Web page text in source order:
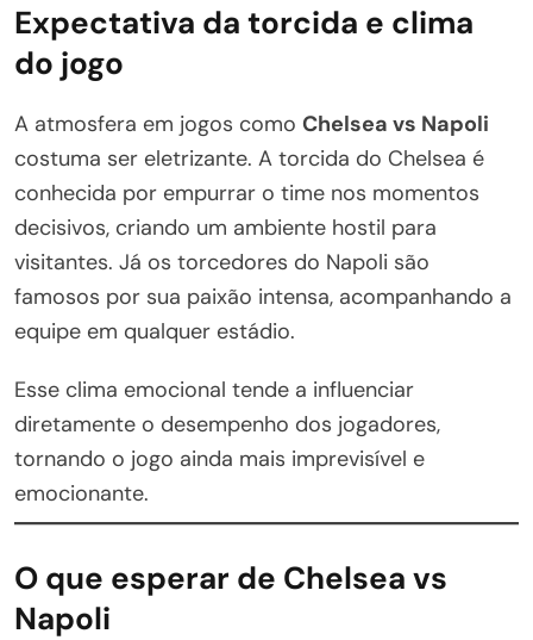
Expectativa da torcida e clima
do jogo
A atmosfera em jogos como Chelsea vs Napoli
costuma ser eletrizante. A torcida do Chelsea é
conhecida por empurrar o time nos momentos
decisivos, criando um ambiente hostil para
visitantes. Já os torcedores do Napoli são
famosos por sua paixão intensa, acompanhando a
equipe em qualquer estádio.
Esse clima emocional tende a influenciar
diretamente o desempenho dos jogadores,
tornando o jogo ainda mais imprevisível e
emocionante.
O que esperar de Chelsea vs
Napoli